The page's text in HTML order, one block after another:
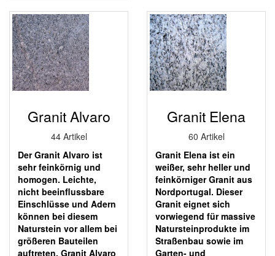
Granit Alvaro
44 Artikel
Der Granit Alvaro ist
sehr feinkörnig und
homogen. Leichte,
nicht beeinflussbare
Einschlüsse und Adern
können bei diesem
Naturstein vor allem bei
größeren Bauteilen
auftreten. Granit Alvaro
Granit Elena
60 Artikel
Granit Elena ist ein
weißer, sehr heller und
feinkörniger Granit aus
Nordportugal. Dieser
Granit eignet sich
vorwiegend für massive
Natursteinprodukte im
Straßenbau sowie im
Garten- und